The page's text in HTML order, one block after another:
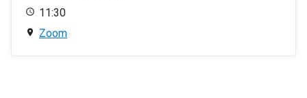
11:30
Zoom